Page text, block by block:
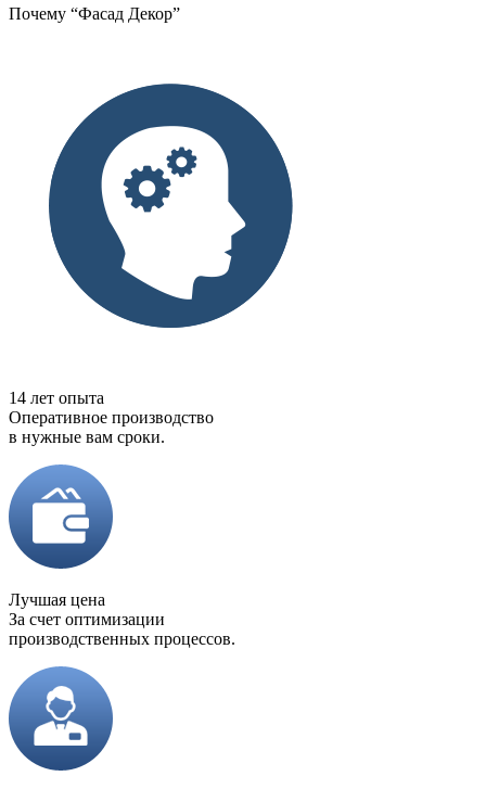
Почему “Фасад Декор”
14 лет опыта
Оперативное производство
в нужные вам сроки.
Лучшая цена
За счет оптимизации
производственных процессов.